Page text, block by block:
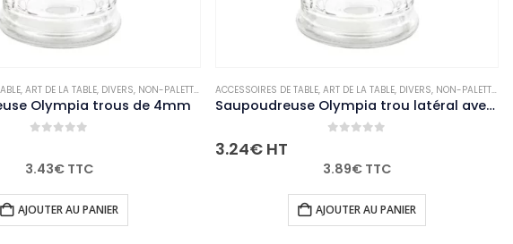
,DIVERS ,NON-PALETTISABLE
trous de 4mm
ACCESSOIRES DE TABLE,ART DE LA TABLE,DIVERS ,NON-PALETTISABLE
Saupoudreuse Olympia trou latéral avec clapet
AJOUTER AU PANIER
ACCESSOIRES DE